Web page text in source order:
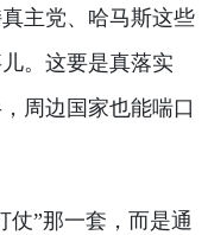
主党、哈马斯这些
。这要是真落实
周边国家也能喘口
仗”那一套，而是通